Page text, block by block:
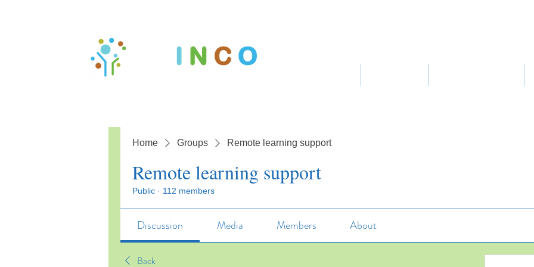
Home Groups Remote learning support
Remote learning support
Public · 112 members
Discussion Media Members About
Back